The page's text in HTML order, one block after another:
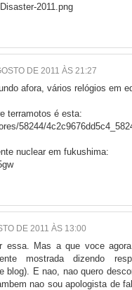
2011.png
DE 2011 ÀS 21:27
afora, vários relógios em
terramotos é esta:
58244/
nuclear em fukushima:
DE 2011 ÀS 13:00
essa. Mas a que voce
mostrada dizendo
blog). E nao, nao quero
nao sou apologista de